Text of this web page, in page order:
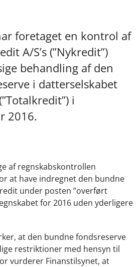
foretaget en kontrol af
A/S’s (”Nykredit”)
behandling af den
i datterselskabet
i
2016.
af regnskabskontrollen
at have indregnet den bundne
under posten ”overført
for 2016 uden yderligere
at den bundne fondsreserve
restriktioner med hensyn til
vurderer Finanstilsynet, at